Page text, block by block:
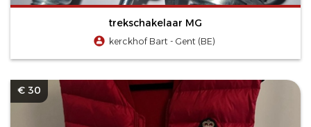
trekschakelaar MG
kerckhof Bart - Gent (BE)
€ 30